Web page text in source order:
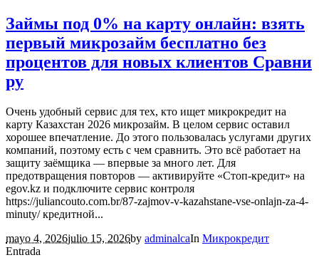
Займы под 0% на карту онлайн: взять
первый микрозайм бесплатно без
процентов для новых клиентов Сравни
ру
Очень удобный сервис для тех, кто ищет микрокредит на
карту Казахстан 2026 микрозайм. В целом сервис оставил
хорошее впечатление. До этого пользовалась услугами других
компаний, поэтому есть с чем сравнить. Это всё работает на
защиту заёмщика — впервые за много лет. Для
предотвращения повторов — активируйте «Стоп-кредит» на
egov.kz и подключите сервис контроля
https://juliancouto.com.br/87-zajmov-v-kazahstane-vse-onlajn-za-4-
minuty/ кредитной...
mayo 4, 2026julio 15, 2026by adminalcaIn Микрокредит
Entrada